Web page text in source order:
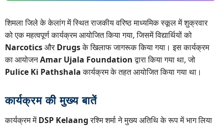
शिमला जिले के केलांग में स्थित राजकीय वरिष्ठ माध्यमिक स्कूल में शुक्रवार
को एक महत्वपूर्ण कार्यक्रम आयोजित किया गया, जिसमें विद्यार्थियों को
Narcoticsऔर Drugsके खिलाफ जागरूक किया गया। इस कार्यक्रम
का आयोजनAmar Ujala Foundationद्वारा किया गया था, जो
Pulice Ki Pathshalaकार्यक्रम के तहत आयोजित किया गया था।
कार्यक्रम की मुख्य बातें
कार्यक्रम मेंDSP Kelaangरश्मि शर्मा ने मुख्य अतिथि के रूप में भाग लिया